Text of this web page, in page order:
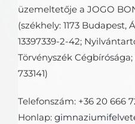
üzemeltetője a JOGO
(székhely: 1173 Budapest,
13397339-2-42;
Törvényszék
733141)
Telefonszám: +36 20 666
Honlap: